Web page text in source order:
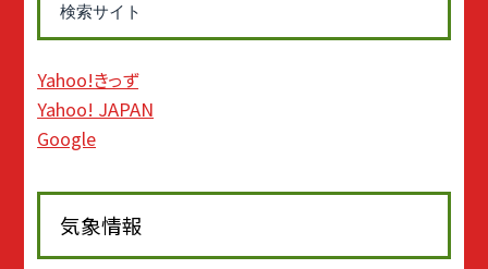
検索サイト
Yahoo!きっず
Yahoo! JAPAN
Google
気象情報